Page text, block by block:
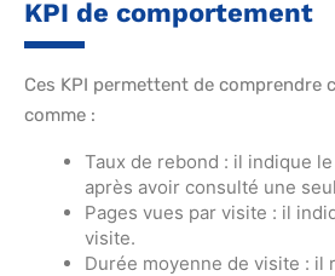
KPI de comportement
Ces KPI permettent de
comme :
Taux de rebond : il indique
après avoir consulté une
Pages vues par visite : il
visite.
Durée moyenne de visite : il